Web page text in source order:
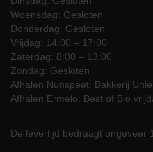
schroeilaag.
Laat het vlees na het
Bestel nu en
Puurvlees
rundvlees van JP Puurvlees.
Woensdag: Gesloten
Donderdag: Gesloten
Vrijdag: 14:00 – 17:00
Zaterdag: 8:00 – 13:00
Zondag: Gesloten
Afhalen Nunspeet: Bakkerij
Afhalen Ermelo: Best of Bio
De levertijd bedraagt ongeveer